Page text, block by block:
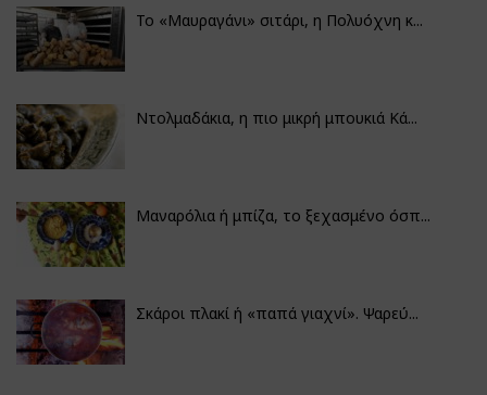
Το «Μαυραγάνι» σιτάρι, η Πολυόχνη κ...
Ντολμαδάκια, η πιο μικρή μπουκιά Κά...
Μαναρόλια ή μπίζα, το ξεχασμένο όσπ...
Σκάροι πλακί ή «παπά γιαχνί». Ψαρεύ...